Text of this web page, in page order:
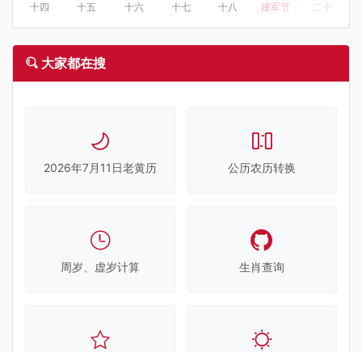
十四 十五 十六 十七 十八 建军节 二十
大家都在搜
2026年7月11日老黄历 公历农历转换
周岁、虚岁计算 生肖查询